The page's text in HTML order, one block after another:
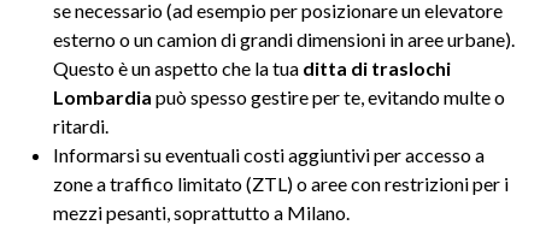
se necessario (ad esempio per posizionare un elevatore
esterno o un camion di grandi dimensioni in aree urbane).
Questo è un aspetto che la tua ditta di traslochi
Lombardia può spesso gestire per te, evitando multe o
ritardi.
Informarsi su eventuali costi aggiuntivi per accesso a
zone a traffico limitato (ZTL) o aree con restrizioni per i
mezzi pesanti, soprattutto a Milano.